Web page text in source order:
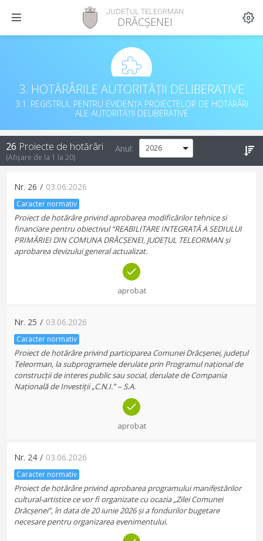
JUDEȚUL TELEORMAN
DRĂCȘENEI
3. HOTĂRÂRILE AUTORITĂȚII DELIBERATIVE
3.1. REGISTRUL PENTRU EVIDENȚA PROIECTELOR DE HOTĂRÂRI
ALE AUTORITĂȚII DELIBERATIVE
26 Proiecte de hotărâri
(Afișare de la 1 la 20)
Anul:
Nr. 26 / 03.06.2026
Caracter normativ
Proiect de hotărâre privind aprobarea modificărilor tehnice si
financiare pentru obiectivul “REABILITARE INTEGRATĂ A SEDIULUI
PRIMĂRIEI DIN COMUNA DRĂCȘENEI, JUDEȚUL TELEORMAN și
aprobarea devizului general actualizat.
aprobat
Nr. 25 / 03.06.2026
Caracter normativ
Proiect de hotărâre privind participarea Comunei Drăcșenei, județul
Teleorman, la subprogramele derulate prin Programul național de
construcții de interes public sau social, derulate de Compania
Națională de Investiții „C.N.I.” – S.A.
aprobat
Nr. 24 / 03.06.2026
Caracter normativ
Proiect de hotărâre privind aprobarea programului manifestărilor
cultural-artistice ce vor fi organizate cu ocazia „Zilei Comunei
Drăcșenei”, în data de 20 iunie 2026 și a fondurilor bugetare
necesare pentru organizarea evenimentului.